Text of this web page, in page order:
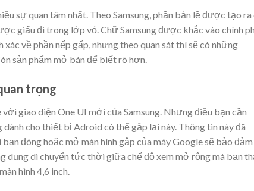
sự quan tâm nhất. Theo Samsung, phần bản lề được tạo ra
giấu đi trong lớp vỏ. Chữ Samsung được khắc vào chính
về phần nếp gấp, nhưng theo quan sát thì sẽ có những
sản phẩm mở bán để biết rõ hơn.
trọng
giao diện One UI mới của Samsung. Nhưng điều bạn cần
cho thiết bị Adroid có thể gập lại này. Thông tin này đã
đóng hoặc mở màn hình gập của máy Google sẽ bảo
dụng di chuyển tức thời giữa chế độ xem mở rộng mà bạn
hình 4,6 inch.